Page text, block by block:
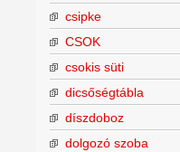
csipke
CSOK
csokis süti
dicsőségtábla
díszdoboz
dolgozó szoba